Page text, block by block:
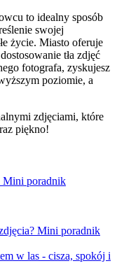
to idealny sposób
swojej
życie. Miasto oferuje
tła zdjęć
fotografa, zyskujesz
poziomie, a
zdjęciami, które
piękno!
Mini poradnik
w las - cisza, spokój i